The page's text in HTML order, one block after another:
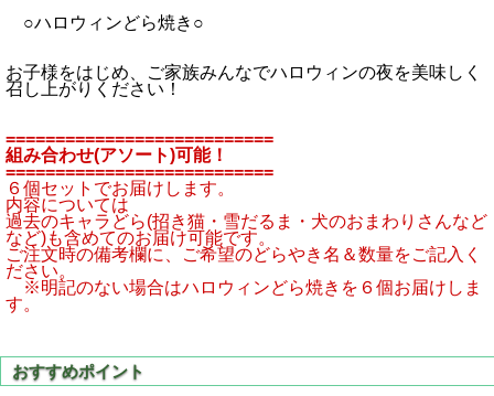
○ハロウィンどら焼き○
お子様をはじめ、ご家族みんなでハロウィンの夜を美味しく
召し上がりください！
===========================
組み合わせ(アソート)可能！
===========================
６個セットでお届けします。
内容については
過去のキャラどら(招き猫・雪だるま・犬のおまわりさんなど
など)も含めてのお届け可能です。
ご注文時の備考欄に、ご希望のどらやき名＆数量をご記入く
ださい。
※明記のない場合はハロウィンどら焼きを６個お届けしま
す。